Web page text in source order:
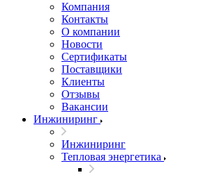
Компания
Контакты
О компании
Новости
Сертификаты
Поставщики
Клиенты
Отзывы
Вакансии
Инжиниринг
Инжиниринг
Тепловая энергетика